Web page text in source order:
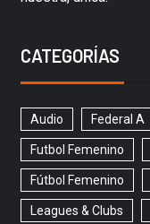
CATEGORÍAS
Audio Federal A
Futbol Femenino
Fútbol Femenino
Leagues & Clubs